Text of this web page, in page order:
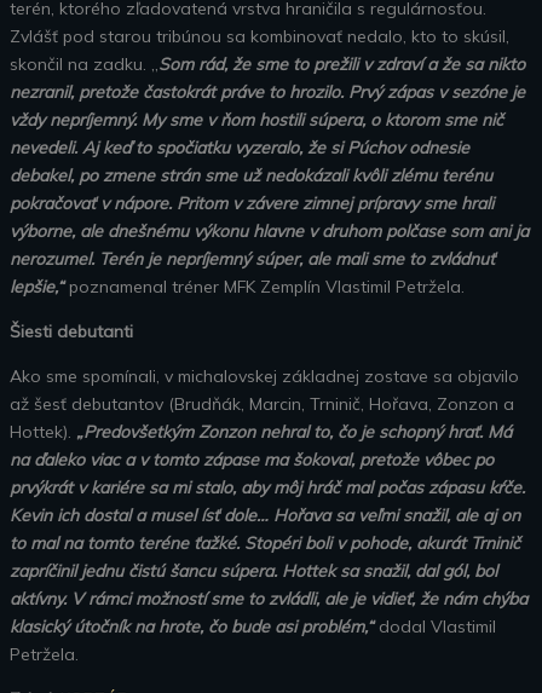
terén, ktorého zľadovatená vrstva hraničila s regulárnosťou.
Zvlášť pod starou tribúnou sa kombinovať nedalo, kto to skúsil,
skončil na zadku. „Som rád, že sme to prežili v zdraví a že sa nikto
nezranil, pretože častokrát práve to hrozilo. Prvý zápas v sezóne je
vždy nepríjemný. My sme v ňom hostili súpera, o ktorom sme nič
nevedeli. Aj keď to spočiatku vyzeralo, že si Púchov odnesie
debakel, po zmene strán sme už nedokázali kvôli zlému terénu
pokračovať v nápore. Pritom v závere zimnej prípravy sme hrali
výborne, ale dnešnému výkonu hlavne v druhom polčase som ani ja
nerozumel. Terén je nepríjemný súper, ale mali sme to zvládnuť
lepšie,“poznamenal tréner MFK Zemplín Vlastimil Petržela.
Šiesti debutanti
Ako sme spomínali, v michalovskej základnej zostave sa objavilo
až šesť debutantov (Brudňák, Marcin, Trninič, Hořava, Zonzon a
Hottek). „Predovšetkým Zonzon nehral to, čo je schopný hrať. Má
na ďaleko viac a v tomto zápase ma šokoval, pretože vôbec po
prvýkrát v kariére sa mi stalo, aby môj hráč mal počas zápasu kŕče.
Kevin ich dostal a musel ísť dole… Hořava sa veľmi snažil, ale aj on
to mal na tomto teréne ťažké. Stopéri boli v pohode, akurát Trninič
zapríčinil jednu čistú šancu súpera. Hottek sa snažil, dal gól, bol
aktívny. V rámci možností sme to zvládli, ale je vidieť, že nám chýba
klasický útočník na hrote, čo bude asi problém,“dodal Vlastimil
Petržela.